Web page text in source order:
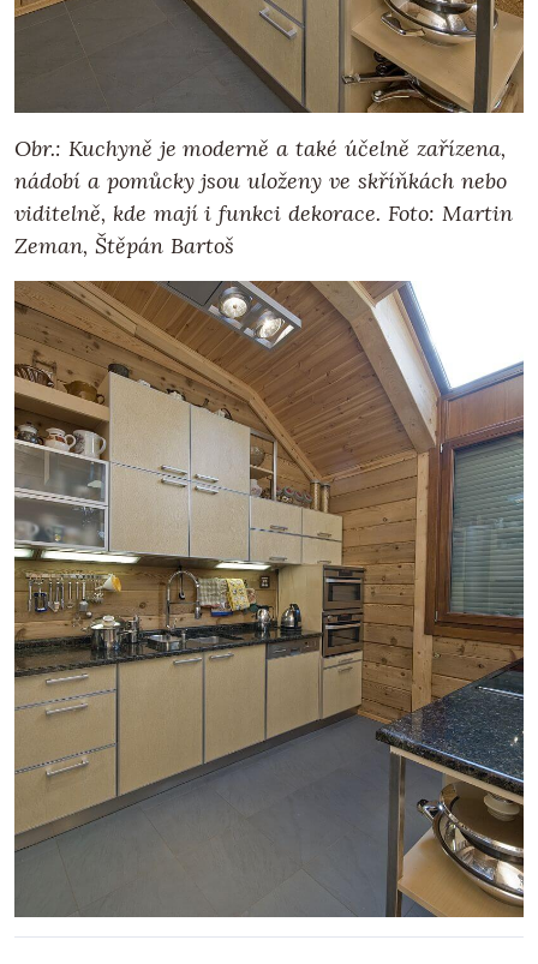
Obr.: Kuchyně je moderně a také účelně zařízena,
nádobí a pomůcky jsou uloženy ve skříňkách nebo
viditelně, kde mají i funkci dekorace. Foto: Martin
Zeman, Štěpán Bartoš